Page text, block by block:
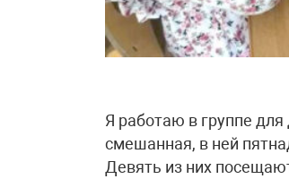
Я работаю в группе
смешанная, в ней
Девять из них